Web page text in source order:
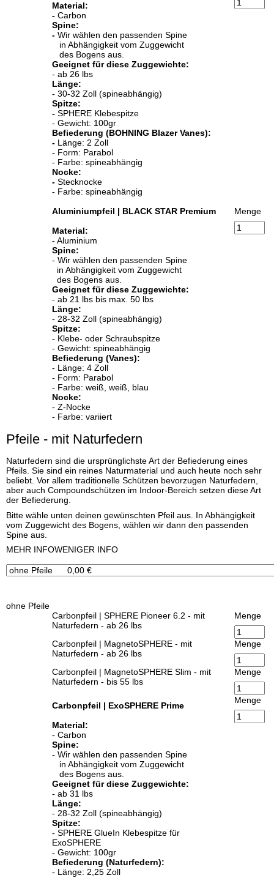
Material:
- Carbon
Spine:
- Wir wählen den passenden Spine
in Abhängigkeit vom Zuggewicht
des Bogens aus.
Geeignet für diese Zuggewichte:
- ab 26 lbs
Länge:
- 30-32 Zoll (spineabhängig)
Spitze:
- SPHERE Klebespitze
- Gewicht: 100gr
Befiederung (BOHNING Blazer Vanes):
- Länge: 2 Zoll
- Form: Parabol
- Farbe: spineabhängig
Nocke:
- Stecknocke
- Farbe: spineabhängig
Aluminiumpfeil | BLACK STAR Premium
Material:
- Aluminium
Spine:
- Wir wählen den passenden Spine
in Abhängigkeit vom Zuggewicht
des Bogens aus.
Geeignet für diese Zuggewichte:
- ab 21 lbs bis max. 50 lbs
Länge:
- 28-32 Zoll (spineabhängig)
Spitze:
- Klebe- oder Schraubspitze
- Gewicht: spineabhängig
Befiederung (Vanes):
- Länge: 4 Zoll
- Form: Parabol
- Farbe: weiß, weiß, blau
Nocke:
- Z-Nocke
- Farbe: variiert
Menge
Pfeile - mit Naturfedern
Naturfedern sind die ursprünglichste Art der Befiederung eines
Pfeils. Sie sind ein reines Naturmaterial und auch heute noch sehr
beliebt. Vor allem traditionelle Schützen bevorzugen Naturfedern,
aber auch Compoundschützen im Indoor-Bereich setzen diese Art
der Befiederung.
Bitte wähle unten deinen gewünschten Pfeil aus. In Abhängigkeit
vom Zuggewicht des Bogens, wählen wir dann den passenden
Spine aus.
x
MEHR INFOWENIGER INFO
ohne Pfeile
Carbonpfeil | SPHERE Pioneer 6.2 - mit
Naturfedern - ab 26 lbs
Menge
Carbonpfeil | MagnetoSPHERE - mit
Naturfedern - ab 26 lbs
Menge
Carbonpfeil | MagnetoSPHERE Slim - mit
Naturfedern - bis 55 lbs
Menge
Carbonpfeil | ExoSPHERE Prime
Material:
- Carbon
Spine:
- Wir wählen den passenden Spine
in Abhängigkeit vom Zuggewicht
des Bogens aus.
Geeignet für diese Zuggewichte:
- ab 31 lbs
Länge:
- 28-32 Zoll (spineabhängig)
Spitze:
- SPHERE GlueIn Klebespitze für
ExoSPHERE
- Gewicht: 100gr
Befiederung (Naturfedern):
- Länge: 2,25 Zoll
Menge